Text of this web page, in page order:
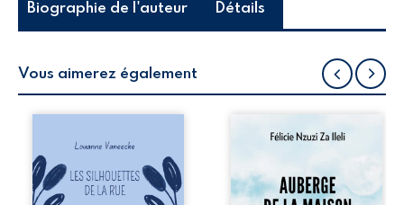
Biographie de l'auteur Détails
Vous aimerez également
la rue donne la
parole à six
personnages
ordinaires,
Auberge de la
récit-témoignage
consacré au